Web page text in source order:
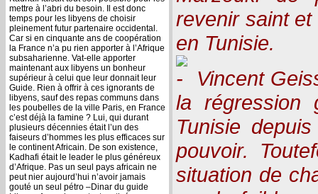
mettre à l’abri du besoin. Il est donc
temps pour les libyens de choisir
pleinement futur partenaire occidental.
Car si en cinquante ans de coopération
la France n’a pu rien apporter à l’Afrique
subsaharienne. Vat-elle apporter
maintenant aux libyens un bonheur
supérieur à celui que leur donnait leur
Guide. Rien à offrir à ces ignorants de
libyens, sauf des repas communs dans
les poubelles de la ville Paris, en France
c’est déjà la famine ? Lui, qui durant
plusieurs décennies était l’un des
faiseurs d’hommes les plus efficaces sur
le continent Africain. De son existence,
Kadhafi était le leader le plus généreux
d’Afrique. Pas un seul pays africain ne
peut nier aujourd’hui n’avoir jamais
gouté un seul pétro –Dinar du guide
revenir saint
en Tunisie.
Vincent
la régression
Tunisie
pouvoir.
situation de